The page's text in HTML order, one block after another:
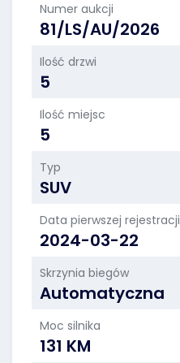
Numer aukcji
81/LS/AU/2026
Ilość drzwi
5
Ilość miejsc
5
Typ
SUV
Data pierwszej rejestracji
2024-03-22
Skrzynia biegów
Automatyczna
Moc silnika
131 KM